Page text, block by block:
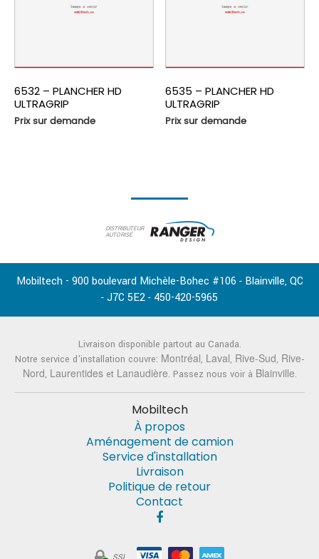
6532 – PLANCHER HD
ULTRAGRIP
Prix sur demande
6535 – PLANCHER HD
ULTRAGRIP
Prix sur demande
DISTRIBUTEUR
AUTORISÉ
Mobiltech - 900 boulevard Michèle-Bohec #106 - Blainville, QC
- J7C 5E2 - 450-420-5965
Livraison disponible partout au Canada.
Notre service d'installation couvre: Montréal, Laval, Rive-Sud, Rive-
Nord, Laurentideset Lanaudière. Passez nous voir à Blainville.
Mobiltech
À propos
Aménagement de camion
Service d'installation
Livraison
Politique de retour
Contact